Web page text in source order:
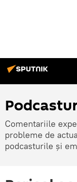
Comentariile
probleme de
podcasturile și